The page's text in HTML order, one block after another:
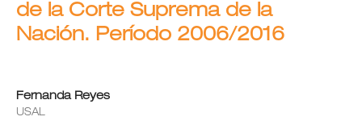
de la Corte Suprema de la
Nación. Período 2006/2016
Fernanda Reyes
USAL